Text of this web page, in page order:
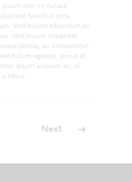
ipsum non mi cursus
faucibus urna
Vestibulum bibendum ac
Vestibulum imperdiet
lacinia, eu consectetur
egestas, purus et
ipsum aliquam ex, id
tellus.
Next